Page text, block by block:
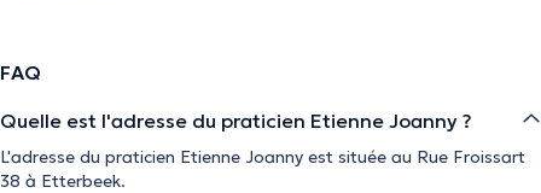
FAQ
Quelle est l'adresse du praticien Etienne Joanny ?
L'adresse du praticien Etienne Joanny est située au Rue Froissart
38 à Etterbeek.